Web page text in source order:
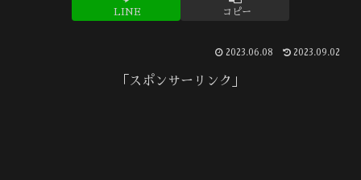
LINE コピー
2023.06.08 2023.09.02
「スポンサーリンク」